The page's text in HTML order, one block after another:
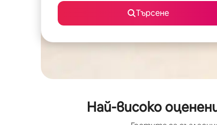
Търсене
Най-високо